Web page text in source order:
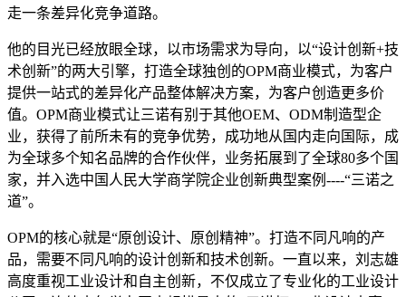
走一条差异化竞争道路。
他的目光已经放眼全球，以市场需求为导向，以“设计创新+技
术创新”的两大引擎，打造全球独创的OPM商业模式，为客户
提供一站式的差异化产品整体解决方案，为客户创造更多价
值。OPM商业模式让三诺有别于其他OEM、ODM制造型企
业，获得了前所未有的竞争优势，成功地从国内走向国际，成
为全球多个知名品牌的合作伙伴，业务拓展到了全球80多个国
家，并入选中国人民大学商学院企业创新典型案例----“三诺之
道”。
OPM的核心就是“原创设计、原创精神”。打造不同凡响的产
品，需要不同凡响的设计创新和技术创新。一直以来，刘志雄
高度重视工业设计和自主创新，不仅成立了专业化的工业设计